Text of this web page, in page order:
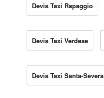
Devis Taxi Rapaggio
Devis Taxi Verdese
Devis Taxi Santa-Severa